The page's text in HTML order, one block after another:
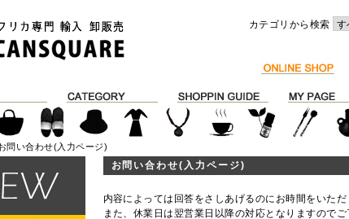
カテゴリから検索
問い合わせ(入力ページ)
お問い合わせ(入力ページ)
内容によっては回答をさしあげるのにお時間をいただ
また、休業日は翌営業日以降の対応となりますのでご